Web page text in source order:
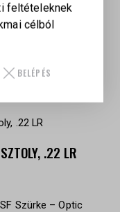
.223
.22 LR
feltételeknek
célból
BELÉPÉS